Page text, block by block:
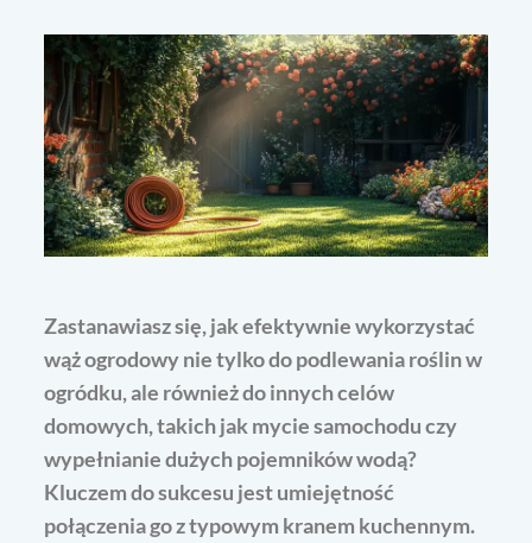
Zastanawiasz się, jak efektywnie wykorzystać
wąż ogrodowy nie tylko do podlewania roślin w
ogródku, ale również do innych celów
domowych, takich jak mycie samochodu czy
wypełnianie dużych pojemników wodą?
Kluczem do sukcesu jest umiejętność
połączenia go z typowym kranem kuchennym.